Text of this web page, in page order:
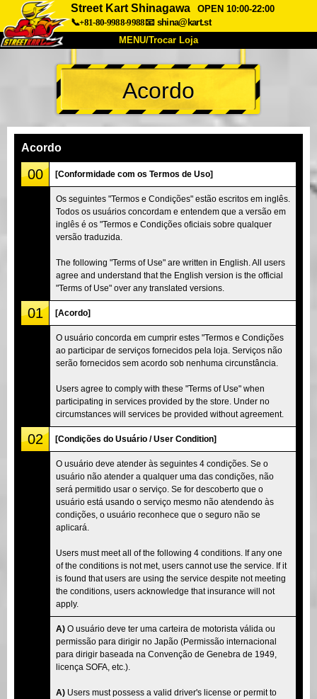
Street Kart Shinagawa
OPEN 10:00-22:00
📞+81-80-9988-9988📧 shina@kart.st
MENU/Trocar Loja
INÍCIO
Sobre Especificações Preços
Empresa
Tokyo Shinagawa Tokyo Akihabara#1
Tokyo Akihabara#2 Tokyo Shibuya
Tokyo Shibuya Annex
Tokyo Asakusa Osaka
Okinawa
Acordo
Acordo
00 [Conformidade com os Termos de Uso]
Os seguintes "Termos e Condições" estão escritos em inglês.
Todos os usuários concordam e entendem que a versão em
inglês é os "Termos e Condições oficiais sobre qualquer
versão traduzida.
The following "Terms of Use" are written in English. All users
agree and understand that the English version is the official
"Terms of Use" over any translated versions.
01 [Acordo]
O usuário concorda em cumprir estes "Termos e Condições
ao participar de serviços fornecidos pela loja. Serviços não
serão fornecidos sem acordo sob nenhuma circunstância.
Users agree to comply with these "Terms of Use" when
participating in services provided by the store. Under no
circumstances will services be provided without agreement.
02 [Condições do Usuário / User Condition]
O usuário deve atender às seguintes 4 condições. Se o
usuário não atender a qualquer uma das condições, não
será permitido usar o serviço. Se for descoberto que o
usuário está usando o serviço mesmo não atendendo às
condições, o usuário reconhece que o seguro não se
aplicará.
Users must meet all of the following 4 conditions. If any one
of the conditions is not met, users cannot use the service. If it
is found that users are using the service despite not meeting
the conditions, users acknowledge that insurance will not
apply.
A) O usuário deve ter uma carteira de motorista válida ou
permissão para dirigir no Japão (Permissão internacional
para dirigir baseada na Convenção de Genebra de 1949,
licença SOFA, etc.).
A) Users must possess a valid driver's license or permit to